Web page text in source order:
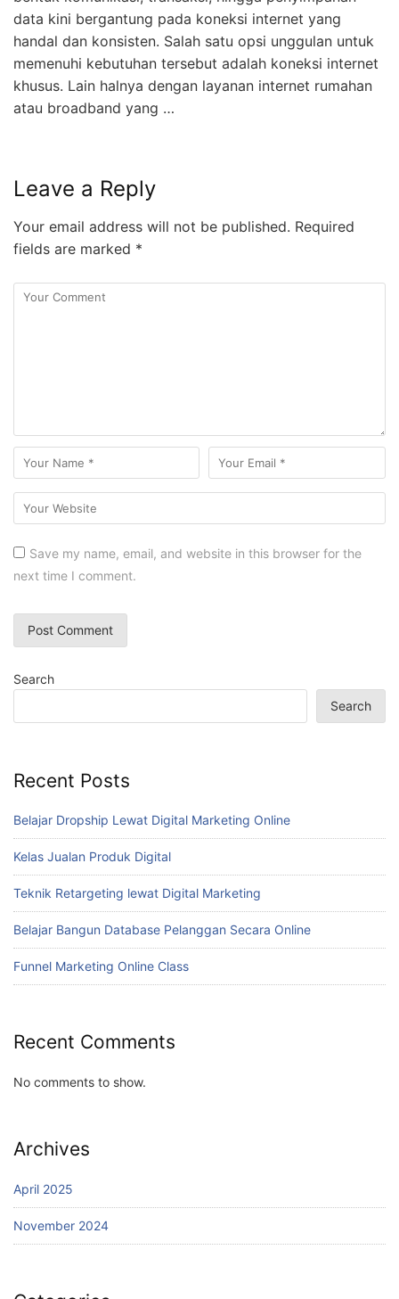
data kini bergantung pada koneksi internet yang
handal dan konsisten. Salah satu opsi unggulan untuk
memenuhi kebutuhan tersebut adalah koneksi internet
khusus. Lain halnya dengan layanan internet rumahan
atau broadband yang …
Leave a Reply
Your email address will not be published. Required
fields are marked *
Save my name, email, and website in this browser for the
next time I comment.
Search
Search
Recent Posts
Belajar Dropship Lewat Digital Marketing Online
Kelas Jualan Produk Digital
Teknik Retargeting lewat Digital Marketing
Belajar Bangun Database Pelanggan Secara Online
Funnel Marketing Online Class
Recent Comments
No comments to show.
Archives
April 2025
November 2024